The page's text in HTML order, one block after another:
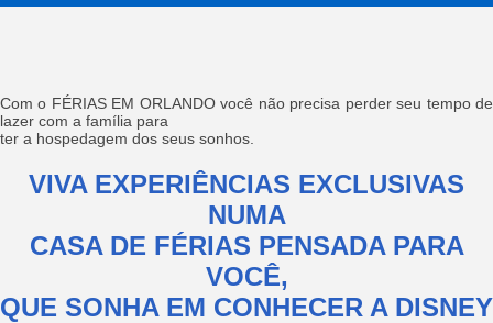
Com o FÉRIAS EM ORLANDO você não precisa perder seu tempo de
lazer com a família para
ter a hospedagem dos seus sonhos.
VIVA EXPERIÊNCIAS EXCLUSIVAS
NUMA
CASA DE FÉRIAS PENSADA PARA
VOCÊ,
QUE SONHA EM CONHECER A DISNEY